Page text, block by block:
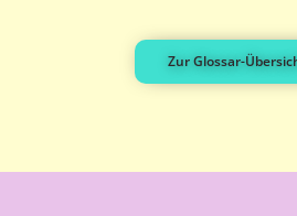
Zur Glossar-